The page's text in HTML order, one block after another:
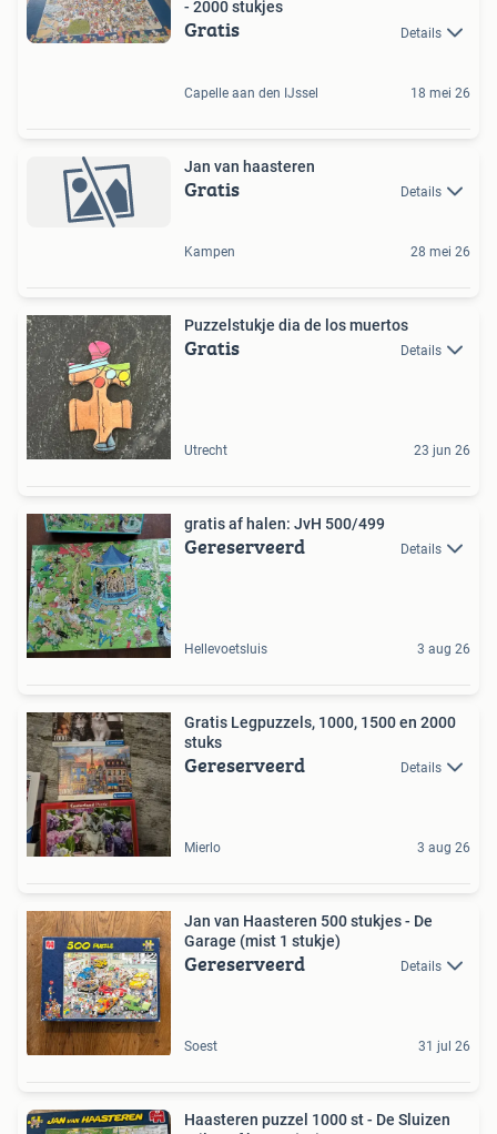
- 2000 stukjes
Gratis Details
Capelle aan den IJssel 18 mei 26
Jan van haasteren
Gratis Details
Kampen 28 mei 26
Puzzelstukje dia de los muertos
Gratis Details
Utrecht 23 jun 26
gratis af halen: JvH 500/499
Gereserveerd Details
Hellevoetsluis 3 aug 26
Gratis Legpuzzels, 1000, 1500 en 2000
stuks
Gereserveerd Details
Mierlo 3 aug 26
Jan van Haasteren 500 stukjes - De
Garage (mist 1 stukje)
Gereserveerd Details
Soest 31 jul 26
Haasteren puzzel 1000 st - De Sluizen